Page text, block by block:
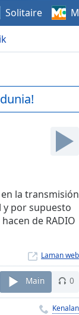
Solitaire
la transmisión
y por supuesto
de RADIO
Laman web
Main 0
Kenalan